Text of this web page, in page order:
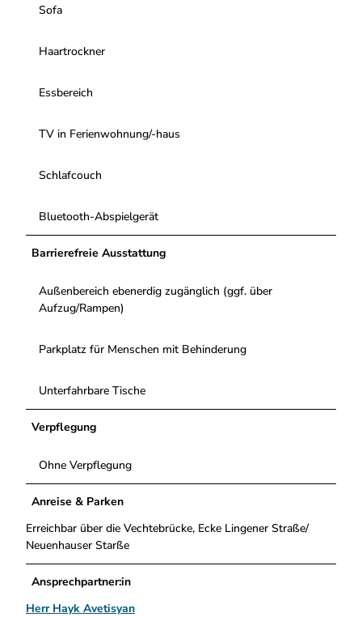
Sofa
Haartrockner
Essbereich
TV in Ferienwohnung/-haus
Schlafcouch
Bluetooth-Abspielgerät
Barrierefreie Ausstattung
Außenbereich ebenerdig zugänglich (ggf. über
Aufzug/Rampen)
Parkplatz für Menschen mit Behinderung
Unterfahrbare Tische
Verpflegung
Ohne Verpflegung
Anreise & Parken
Erreichbar über die Vechtebrücke, Ecke Lingener Straße/
Neuenhauser Starße
Ansprechpartner:in
Herr Hayk Avetisyan